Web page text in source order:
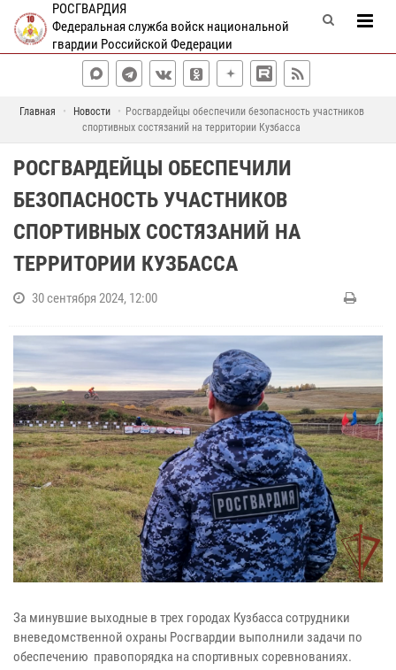
РОСГВАРДИЯ
Федеральная служба войск национальной
гвардии Российской Федерации
Главная Новости
Росгвардейцы обеспечили безопасность участников
спортивных состязаний на территории Кузбасса
РОСГВАРДЕЙЦЫ ОБЕСПЕЧИЛИ
БЕЗОПАСНОСТЬ УЧАСТНИКОВ
СПОРТИВНЫХ СОСТЯЗАНИЙ НА
ТЕРРИТОРИИ КУЗБАССА
30 сентября 2024, 12:00
За минувшие выходные в трех городах Кузбасса сотрудники
вневедомственной охраны Росгвардии выполнили задачи по
обеспечению правопорядка на спортивных соревнованиях.